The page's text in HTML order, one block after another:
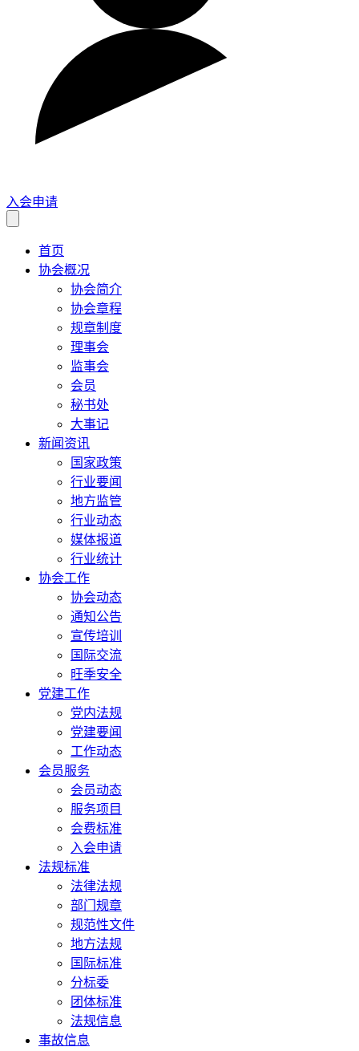
入会申请
首页
协会概况
协会简介
协会章程
规章制度
理事会
监事会
会员
秘书处
大事记
新闻资讯
国家政策
行业要闻
地方监管
行业动态
媒体报道
行业统计
协会工作
协会动态
通知公告
宣传培训
国际交流
旺季安全
党建工作
党内法规
党建要闻
工作动态
会员服务
会员动态
服务项目
会费标准
入会申请
法规标准
法律法规
部门规章
规范性文件
地方法规
国际标准
分标委
团体标准
法规信息
事故信息